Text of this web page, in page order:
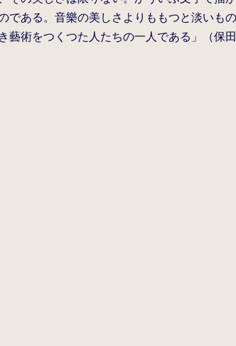
である。音樂の美しさよりももつと淡いも
術をつくつた人たちの一人である」（保